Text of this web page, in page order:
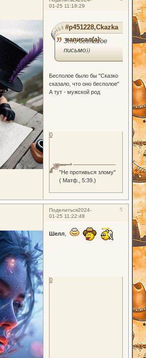
01-25 11:18:29
#p451228,Ckazka
написал(а):
Это бесполое
письмо))
Бесполое было бы "Сказко
сказало, что оно бесполое"
А тут - мужской род
"Не противься злому"
( Матф., 5:39.)
0
Поделиться 5
2024-
01-25 11:22:48
Шелл,
0